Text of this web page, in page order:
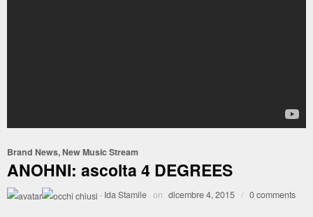
Brand News, New Music Stream
ANOHNI: ascolta 4 DEGREES
· Ida Stamile on dicembre 4, 2015 / 0 comments